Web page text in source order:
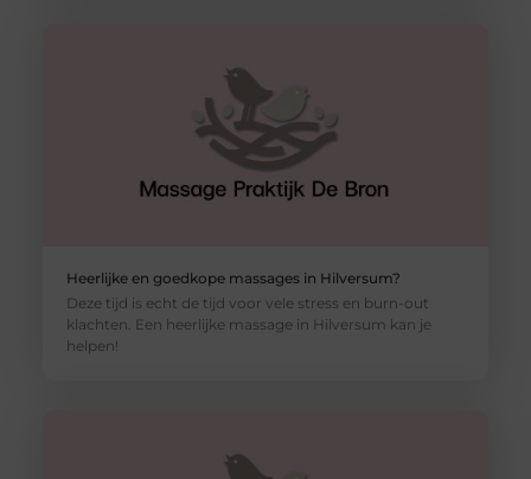
Heerlijke en goedkope massages in Hilversum?
Deze tijd is echt de tijd voor vele stress en burn-out
klachten. Een heerlijke massage in Hilversum kan je
helpen!